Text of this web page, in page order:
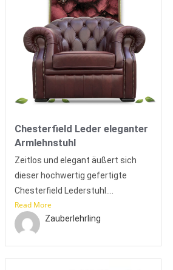
Chesterfield Leder eleganter
Armlehnstuhl
Zeitlos und elegant äußert sich
dieser hochwertig gefertigte
Chesterfield Lederstuhl....
Read More
Zauberlehrling